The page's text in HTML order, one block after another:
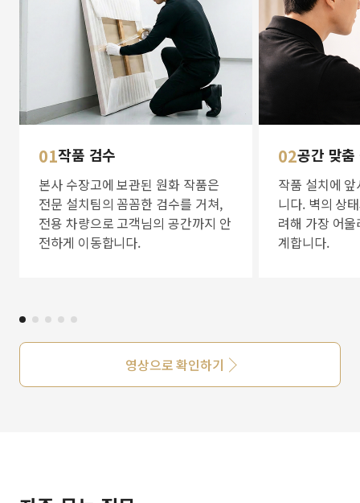
01작품 검수
본사 수장고에 보관된 원화 작품은
전문 설치팀의 꼼꼼한 검수를 거쳐,
전용 차량으로 고객님의 공간까지 안
전하게 이동합니다.
02공간 맞
작품 설치에
니다. 벽의 상
려해 가장 어
계합니다.
영상으로 확인하기